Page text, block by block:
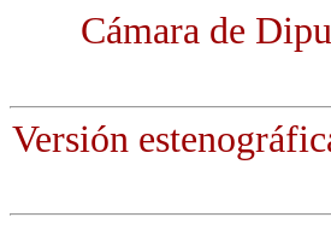
Cámara de
Versión